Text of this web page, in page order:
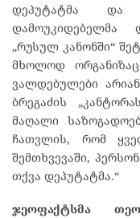
დეპუტატმა და
დამოუკიდებელმა
„რუსულ კანონში“
მხოლოდ
ვალდებულები
ბრეგაძის
მაღალი
ჩათვლის, რომ
შემთხვევაში,
თქვა დეპუტატმა.“
ჯეოფაქტსმა